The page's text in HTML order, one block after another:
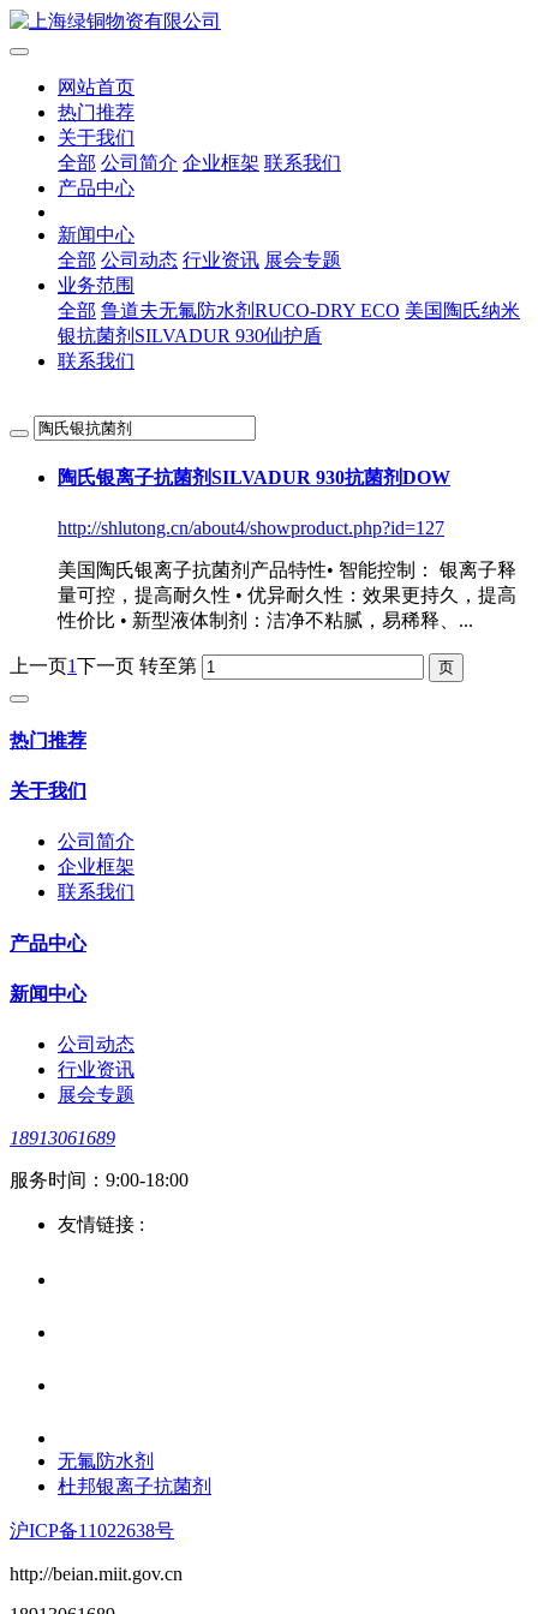
网站首页
热门推荐
关于我们
全部 公司简介 企业框架 联系我们
产品中心
新闻中心
全部 公司动态 行业资讯 展会专题
业务范围
全部 鲁道夫无氟防水剂RUCO-DRY ECO 美国陶氏纳米
银抗菌剂SILVADUR 930仙护盾
联系我们
陶氏银离子抗菌剂SILVADUR 930抗菌剂DOW
http://shlutong.cn/about4/showproduct.php?id=127
美国陶氏银离子抗菌剂产品特性• 智能控制： 银离子释
量可控，提高耐久性 • 优异耐久性：效果更持久，提高
性价比 • 新型液体制剂：洁净不粘腻，易稀释、...
上一页1下一页 转至第
热门推荐
关于我们
公司简介
企业框架
联系我们
产品中心
新闻中心
公司动态
行业资讯
展会专题
18913061689
服务时间：9:00-18:00
友情链接 :
无氟防水剂
杜邦银离子抗菌剂
沪ICP备11022638号
http://beian.miit.gov.cn